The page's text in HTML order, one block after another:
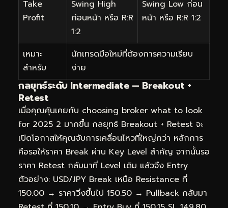
Take
Profit
Swing High
ก่อนหน้า หรือ R:R
1:2
Swing Low ก่อน
หน้า หรือ R:R 1:2
เหมาะ
สำหรับ
นักเทรดมือใหม่ที่ต้องการความเรียบ
ง่าย
กลยุทธ์ระดับ Intermediate — Breakout +
Retest
เมื่อคุณคุ้นเคยกับ choosing broker what to look
for 2025 2 มากขึ้น กลยุทธ์ Breakout + Retest จะ
เปิดโอกาสให้คุณจับการเคลื่อนไหวที่ใหญ่กว่า หลักการ
คือรอให้ราคา Break ผ่าน Key Level สำคัญ จากนั้นรอ
ราคา Retest กลับมาที่ Level เดิม แล้วจึง Entry
ตัวอย่าง: USD/JPY Break เหนือ Resistance ที่
150.00 → ราคาวิ่งขึ้นไป 150.50 → Pullback กลับมา